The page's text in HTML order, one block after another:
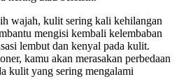
wajah, kulit sering kali kehilangan
mengisi kembali kelembaban
lembut dan kenyal pada kulit.
kamu akan merasakan perbedaan
kulit yang sering mengalami